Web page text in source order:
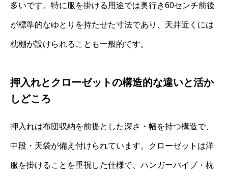
多いです。特に服を掛ける用途では奥行き60センチ前後
が標準的なゆとりを持たせた寸法であり、天井近くには
枕棚が設けられることも一般的です。
押入れとクローゼットの構造的な違いと活か
しどころ
押入れは布団収納を前提とした深さ・幅を持つ構造で、
中段・天袋が備え付けられています。クローゼットは洋
服を掛けることを重視した仕様で、ハンガーパイプ・枕